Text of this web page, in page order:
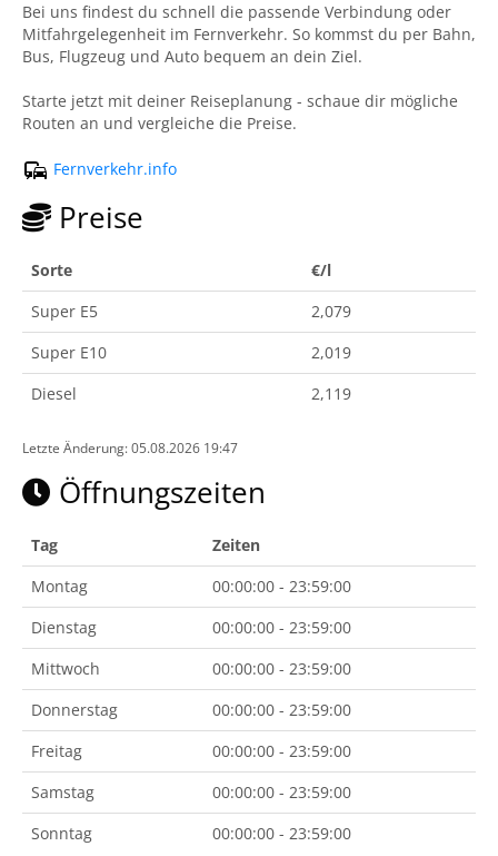
Bei uns findest du schnell die passende Verbindung oder
Mitfahrgelegenheit im Fernverkehr. So kommst du per Bahn,
Bus, Flugzeug und Auto bequem an dein Ziel.
Starte jetzt mit deiner Reiseplanung - schaue dir mögliche
Routen an und vergleiche die Preise.
Fernverkehr.info
Preise
Sorte
€/l
Super E5
2,079
Super E10
2,019
Diesel
2,119
Letzte Änderung: 05.08.2026 19:47
Öffnungszeiten
Tag
Zeiten
Montag
00:00:00 - 23:59:00
Dienstag
00:00:00 - 23:59:00
Mittwoch
00:00:00 - 23:59:00
Donnerstag
00:00:00 - 23:59:00
Freitag
00:00:00 - 23:59:00
Samstag
00:00:00 - 23:59:00
Sonntag
00:00:00 - 23:59:00